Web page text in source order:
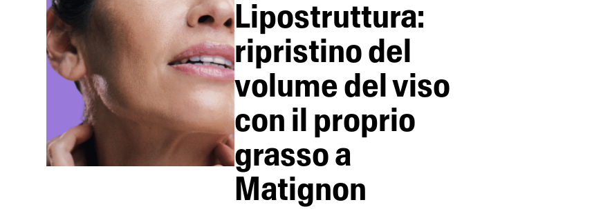
Lipostruttura:
ripristino del
volume del viso
con il proprio
grasso a
Matignon